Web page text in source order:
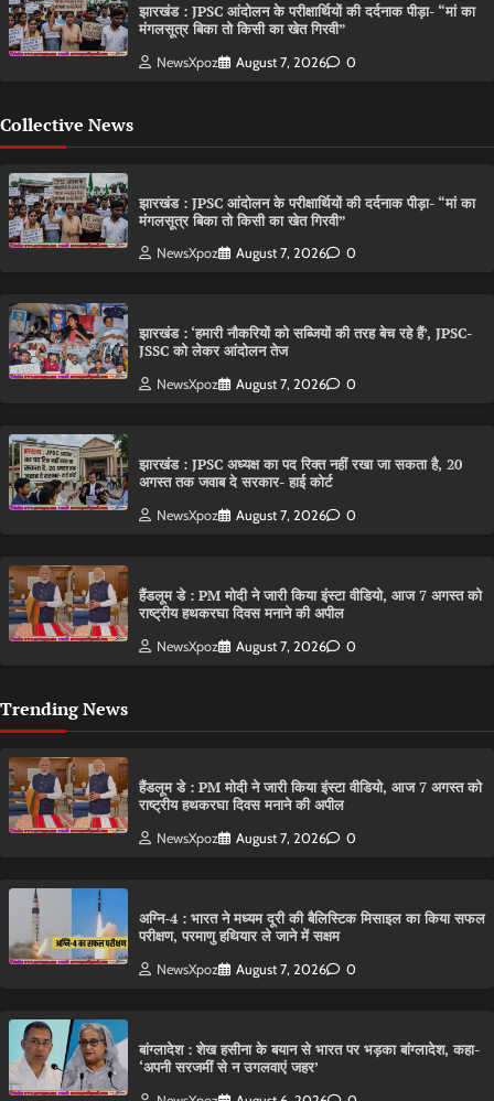
झारखंड : JPSC आंदोलन के परीक्षार्थियों की दर्दनाक पीड़ा- “मां का
मंगलसूत्र बिका तो किसी का खेत गिरवी”
NewsXpoz August 7, 2026 0
Collective News
झारखंड : JPSC आंदोलन के परीक्षार्थियों की दर्दनाक पीड़ा- “मां का
मंगलसूत्र बिका तो किसी का खेत गिरवी”
NewsXpoz August 7, 2026 0
झारखंड : ‘हमारी नौकरियों को सब्जियों की तरह बेच रहे हैं’, JPSC-
JSSC को लेकर आंदोलन तेज
NewsXpoz August 7, 2026 0
झारखंड : JPSC अध्यक्ष का पद रिक्त नहीं रखा जा सकता है, 20
अगस्त तक जवाब दे सरकार- हाई कोर्ट
NewsXpoz August 7, 2026 0
हैंडलूम डे : PM मोदी ने जारी किया इंस्टा वीडियो, आज 7 अगस्त को
राष्ट्रीय हथकरघा दिवस मनाने की अपील
NewsXpoz August 7, 2026 0
Trending News
हैंडलूम डे : PM मोदी ने जारी किया इंस्टा वीडियो, आज 7 अगस्त को
राष्ट्रीय हथकरघा दिवस मनाने की अपील
NewsXpoz August 7, 2026 0
अग्नि-4 : भारत ने मध्यम दूरी की बैलिस्टिक मिसाइल का किया सफल
परीक्षण, परमाणु हथियार ले जाने में सक्षम
NewsXpoz August 7, 2026 0
बांग्लादेश : शेख हसीना के बयान से भारत पर भड़का बांग्लादेश, कहा-
‘अपनी सरजमीं से न उगलवाएं जहर’